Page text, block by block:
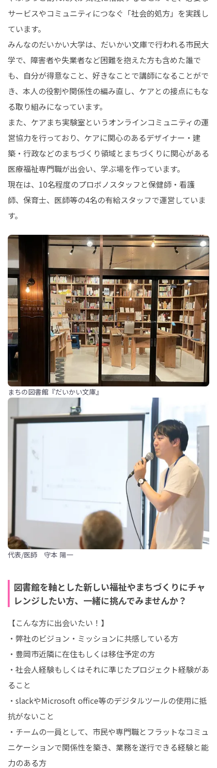
サービスやコミュニティにつなぐ「社会的処方」を実践し
ています。
みんなのだいかい大学は、だいかい文庫で行われる市民大
学で、障害者や失業者など困難を抱えた方も含めた誰で
も、自分が得意なこと、好きなことで講師になることがで
き、本人の役割や関係性の編み直し、ケアとの接点にもな
る取り組みになっています。
また、ケアまち実験室というオンラインコミュニティの運
営協力を行っており、ケアに関心のあるデザイナー・建
築・行政などのまちづくり領域とまちづくりに関心がある
医療福祉専門職が出会い、学ぶ場を作っています。
現在は、10名程度のプロボノスタッフと保健師・看護
師、保育士、医師等の4名の有給スタッフで運営していま
す。
まちの図書館『だいかい文庫』
代表/医師 守本 陽一
図書館を軸とした新しい福祉やまちづくりにチャ
レンジしたい方、一緒に挑んでみませんか？
【こんな方に出会いたい！】
・弊社のビジョン・ミッションに共感している方
・豊岡市近隣に在住もしくは移住予定の方
・社会人経験もしくはそれに準じたプロジェクト経験があ
ること
・slackやMicrosoft office等のデジタルツールの使用に抵
抗がないこと
・チームの一員として、市民や専門職とフラットなコミュ
ニケーションで関係性を築き、業務を遂行できる経験と能
力のある方